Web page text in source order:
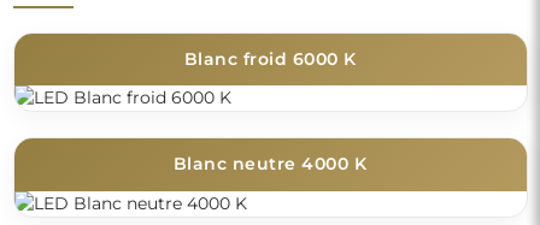
Blanc froid 6000 K
Blanc neutre 4000 K